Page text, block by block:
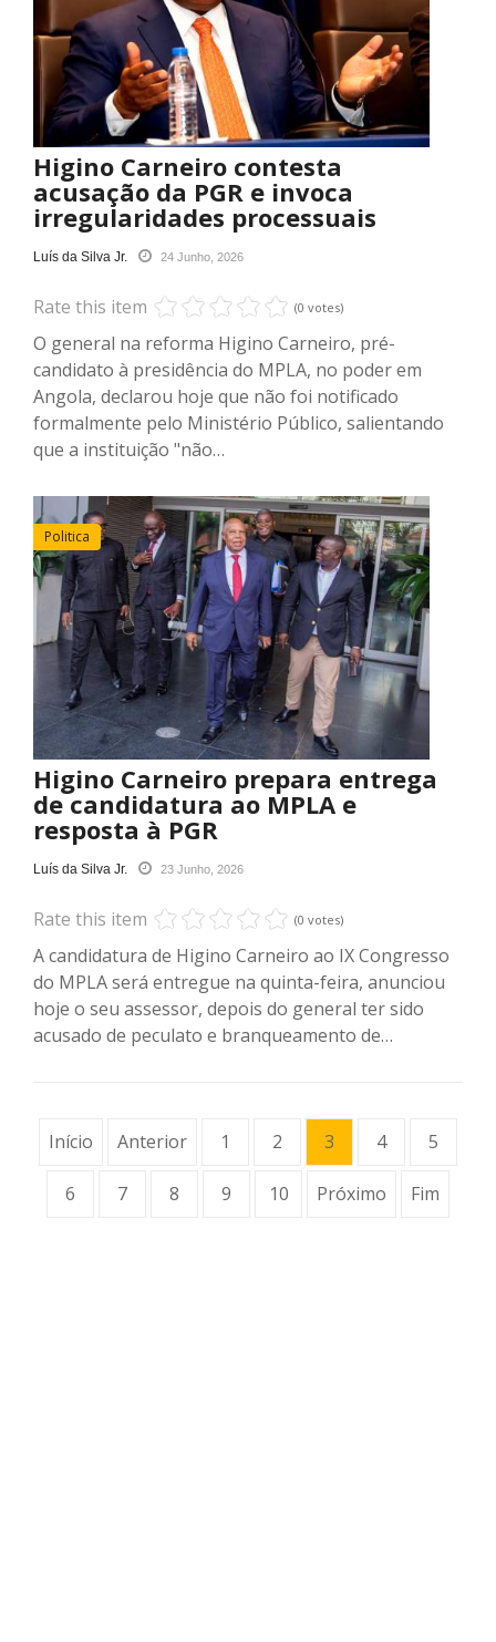
Higino Carneiro contesta
acusação da PGR e invoca
irregularidades processuais
Luís da Silva Jr. 24 Junho, 2026
Rate this item (0 votes)
O general na reforma Higino Carneiro, pré-
candidato à presidência do MPLA, no poder em
Angola, declarou hoje que não foi notificado
formalmente pelo Ministério Público, salientando
que a instituição "não…
Politica
Higino Carneiro prepara entrega
de candidatura ao MPLA e
resposta à PGR
Luís da Silva Jr. 23 Junho, 2026
Rate this item (0 votes)
A candidatura de Higino Carneiro ao IX Congresso
do MPLA será entregue na quinta-feira, anunciou
hoje o seu assessor, depois do general ter sido
acusado de peculato e branqueamento de…
Início Anterior 1 2 3 4 5
6 7 8 9 10 Próximo Fim